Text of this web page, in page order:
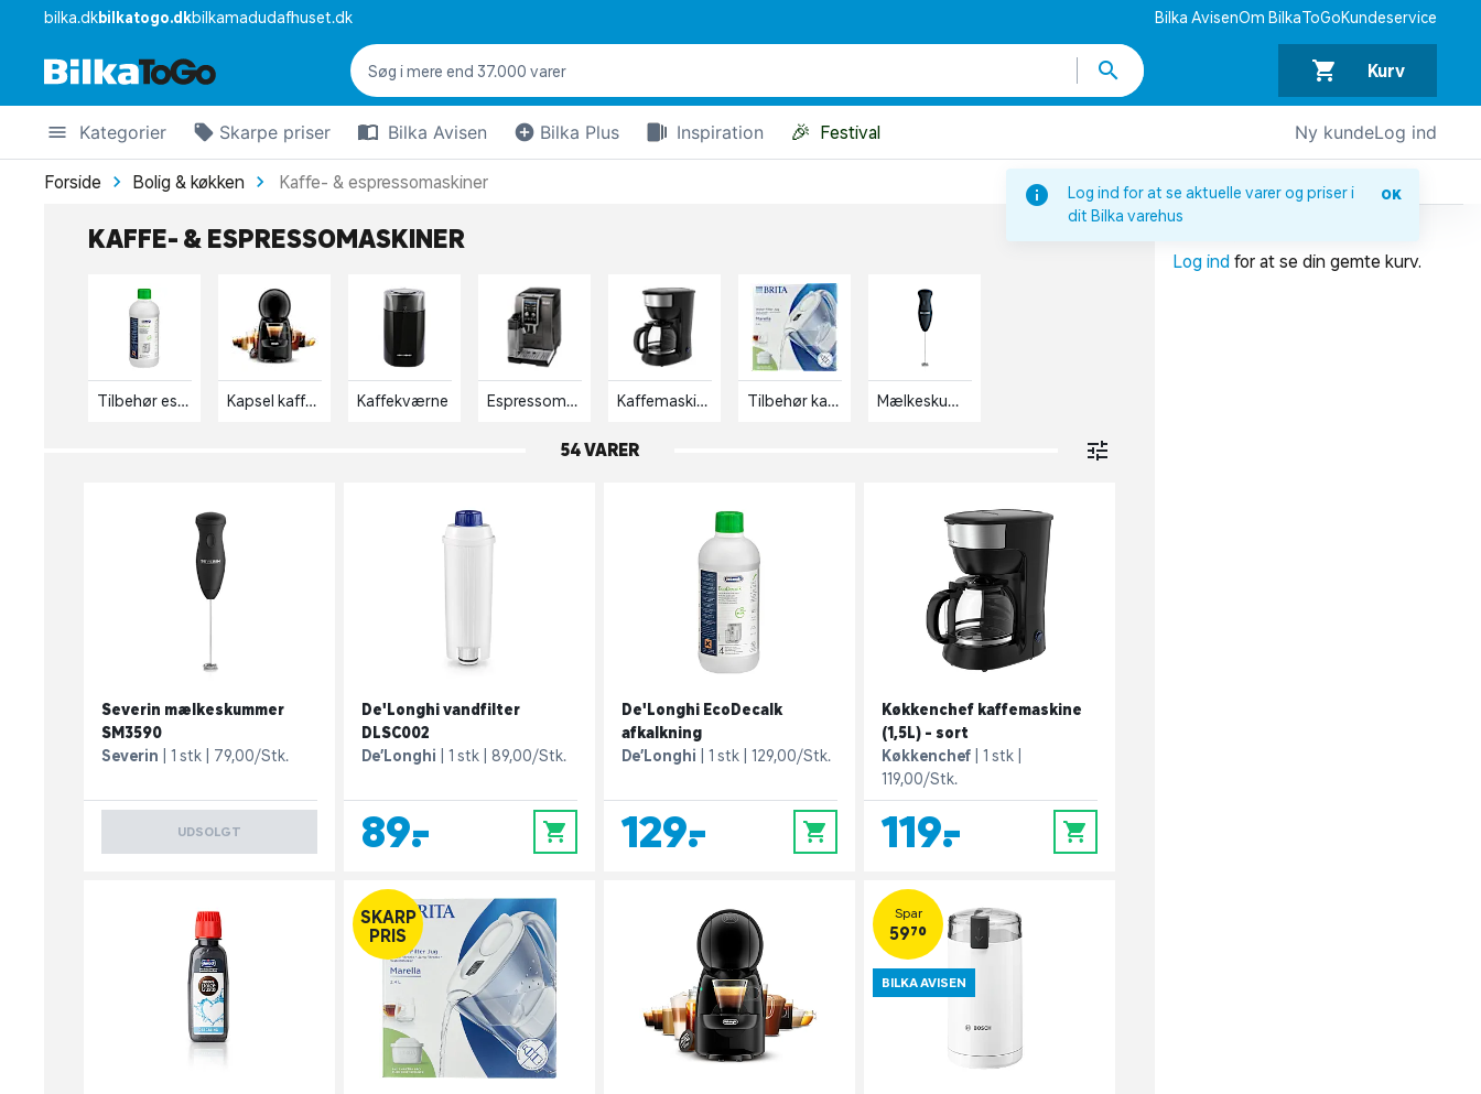
Log ind for at se aktuelle varer og priser i
dit Bilka varehus
OK
bilka.dkbilkatogo.dkbilkamadudafhuset.dk Bilka AvisenOm BilkaToGoKundeservice
Kurv
Kategorier Skarpe priser Bilka Avisen Bilka Plus Inspiration 🎉 Festival Ny kundeLog ind
Log ind for at se din gemte kurv.
Forside Bolig & køkken Kaffe- & espressomaskiner
KAFFE- & ESPRESSOMASKINER
Tilbehør espressomaskiner Kapsel kaffemaskiner Kaffekværne Espressomaskiner Kaffemaskiner Tilbehør kaffemaskiner Mælkeskummere
54 VARER
Severin mælkeskummer
SM3590
Severin
1 stk 79,00/Stk.
UDSOLGT
De'Longhi vandfilter
DLSC002
De’Longhi
1 stk 89,00/Stk.
89,- 0
De'Longhi EcoDecalk
afkalkning
De’Longhi
1 stk 129,00/Stk.
129,- 0
Køkkenchef kaffemaskine
(1,5L) - sort
Køkkenchef
1 stk
119,00/Stk.
119,- 0
SKARP
PRIS
Spar
59,70
BILKA AVISEN